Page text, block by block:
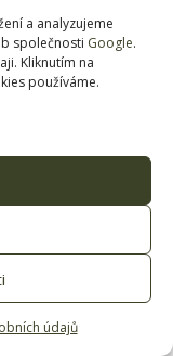
a analyzujeme
společnosti Google.
Kliknutím na
používáme.
údajů